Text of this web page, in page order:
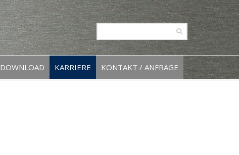
DOWNLOAD KARRIERE KONTAKT / ANFRAGE